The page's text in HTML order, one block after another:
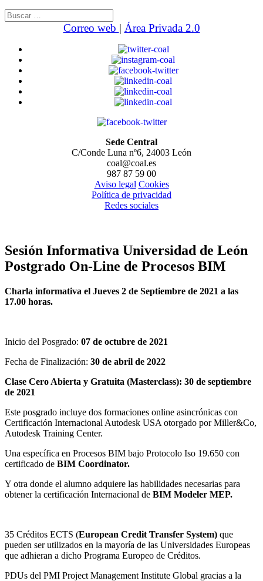
Buscar:
Correo web | Área Privada 2.0
Sede Central
C/Conde Luna nº6, 24003 León
coal@coal.es
987 87 59 00
Aviso legal Cookies
Política de privacidad
Redes sociales
Sesión Informativa Universidad de León
Postgrado On-Line de Procesos BIM
Charla informativa el Jueves 2 de Septiembre de 2021 a las
17.00 horas.
Inicio del Posgrado: 07 de octubre de 2021
Fecha de Finalización: 30 de abril de 2022
Clase Cero Abierta y Gratuita (Masterclass): 30 de septiembre
de 2021
Este posgrado incluye dos formaciones online asincrónicas con
Certificación Internacional Autodesk USA otorgado por Miller&Co,
Autodesk Training Center.
Una específica en Procesos BIM bajo Protocolo Iso 19.650 con
certificado de BIM Coordinator.
Y otra donde el alumno adquiere las habilidades necesarias para
obtener la certificación Internacional de BIM Modeler MEP.
35 Créditos ECTS (European Credit Transfer System) que
pueden ser utilizados en la mayoría de las Universidades Europeas
que adhieran a dicho Programa Europeo de Créditos.
PDUs del PMI Project Management Institute Global gracias a la